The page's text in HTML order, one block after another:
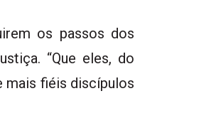
os passos dos
“Que eles, do
mais fiéis discípulos